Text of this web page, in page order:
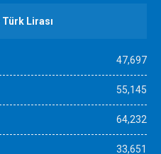
Türk Lirası
47,697
55,145
64,232
33,651